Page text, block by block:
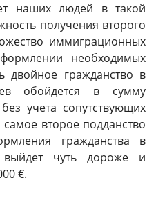
наших людей в такой
получения второго
иммиграционных
необходимых
двойное гражданство в
обойдется в сумму
учета сопутствующих
второе подданство
гражданства в
чуть дороже и
€.